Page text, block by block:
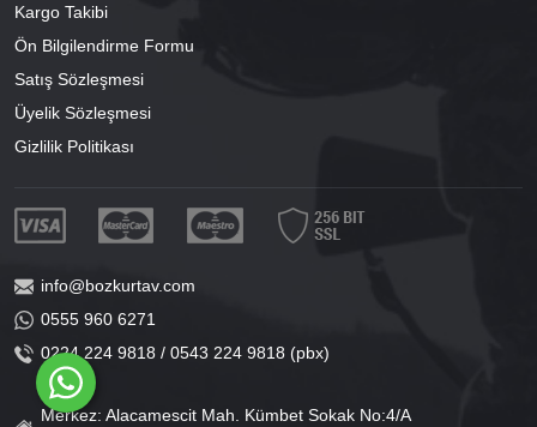
Kargo Takibi
Ön Bilgilendirme Formu
Satış Sözleşmesi
Üyelik Sözleşmesi
Gizlilik Politikası
info@bozkurtav.com
0555 960 6271
0224 224 9818 / 0543 224 9818 (pbx)
Merkez: Alacamescit Mah. Kümbet Sokak No:4/A